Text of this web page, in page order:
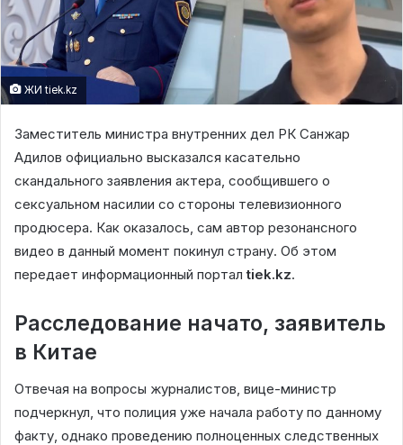
ЖИ tiek.kz
Заместитель министра внутренних дел РК Санжар
Адилов официально высказался касательно
скандального заявления актера, сообщившего о
сексуальном насилии со стороны телевизионного
продюсера. Как оказалось, сам автор резонансного
видео в данный момент покинул страну. Об этом
передает информационный порталtiek.kz.
Расследование начато, заявитель
в Китае
Отвечая на вопросы журналистов, вице-министр
подчеркнул, что полиция уже начала работу по данному
факту, однако проведению полноценных следственных